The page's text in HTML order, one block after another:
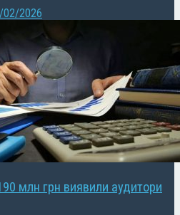
02/2026
млн грн виявили аудитори